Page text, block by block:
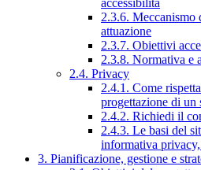
accessibilità
2.3.6. Meccanismo
attuazione
2.3.7. Obiettivi
2.3.8. Normativa e
2.4. Privacy
2.4.1. Come
progettazione di
2.4.2. Richiedi il
2.4.3. Le basi del
informativa
3. Pianificazione, gestione e